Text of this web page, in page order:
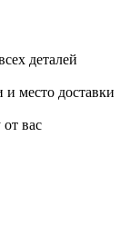
деталей
место доставки
вас